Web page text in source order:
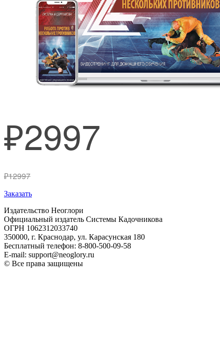
₽2997
₽12997
Заказать
Издательство Неоглори
Официальный издатель Системы Кадочникова
ОГРН 1062312033740
350000, г. Краснодар, ул. Карасунская 180
Бесплатный телефон: 8-800-500-09-58
E-mail: support@neoglory.ru
© Все права защищены